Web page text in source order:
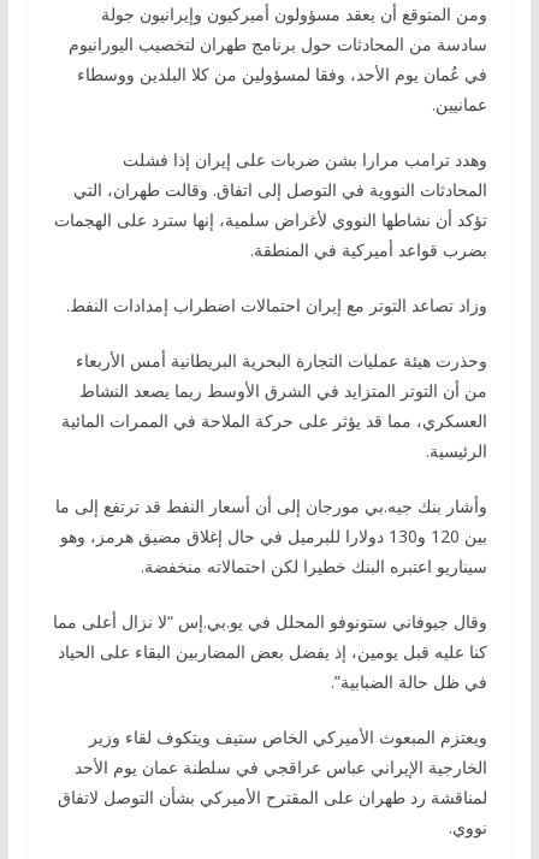
ومن المتوقع أن يعقد مسؤولون أميركيون وإيرانيون جولة
سادسة من المحادثات حول برنامج طهران لتخصيب اليورانيوم
في عُمان يوم الأحد، وفقا لمسؤولين من كلا البلدين ووسطاء
عمانيين.
وهدد ترامب مرارا بشن ضربات على إيران إذا فشلت
المحادثات النووية في التوصل إلى اتفاق. وقالت طهران، التي
تؤكد أن نشاطها النووي لأغراض سلمية، إنها سترد على الهجمات
بضرب قواعد أميركية في المنطقة.
وزاد تصاعد التوتر مع إيران احتمالات اضطراب إمدادات النفط.
وحذرت هيئة عمليات التجارة البحرية البريطانية أمس الأربعاء
من أن التوتر المتزايد في الشرق الأوسط ربما يصعد النشاط
العسكري، مما قد يؤثر على حركة الملاحة في الممرات المائية
الرئيسية.
وأشار بنك جيه.بي مورجان إلى أن أسعار النفط قد ترتفع إلى ما
بين 120 و130 دولارا للبرميل في حال إغلاق مضيق هرمز، وهو
سيناريو اعتبره البنك خطيرا لكن احتمالاته منخفضة.
وقال جيوفاني ستونوفو المحلل في يو.بي.إس “لا نزال أعلى مما
كنا عليه قبل يومين، إذ يفضل بعض المضاربين البقاء على الحياد
في ظل حالة الضبابية”.
ويعتزم المبعوث الأميركي الخاص ستيف ويتكوف لقاء وزير
الخارجية الإيراني عباس عراقجي في سلطنة عمان يوم الأحد
لمناقشة رد طهران على المقترح الأميركي بشأن التوصل لاتفاق
نووي.